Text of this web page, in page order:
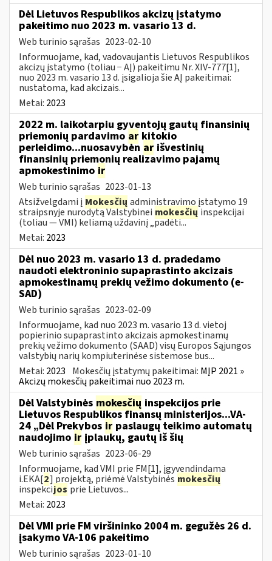
Dėl Lietuvos Respublikos akcizų įstatymo
pakeitimo nuo 2023 m. vasario 13 d.
Web turinio sąrašas 2023-02-10
Informuojame, kad, vadovaujantis Lietuvos Respublikos
akcizų įstatymo (toliau − AĮ) pakeitimu Nr. XIV-777[1],
nuo 2023 m. vasario 13 d. įsigalioja šie AĮ pakeitimai:
nustatoma, kad akcizais...
Metai: 2023
2022 m. laikotarpiu gyventojų gautų finansinių
priemonių pardavimo ar kitokio
perleidimo...nuosavybėn ar išvestinių
finansinių priemonių realizavimo pajamų
apmokestinimo ir
Web turinio sąrašas 2023-01-13
Atsižvelgdami į Mokesčių administravimo įstatymo 19
straipsnyje nurodytą Valstybinei mokesčių inspekcijai
(toliau — VMI) keliamą uždavinį „padėti...
Metai: 2023
Dėl nuo 2023 m. vasario 13 d. pradedamo
naudoti elektroninio supaprastinto akcizais
apmokestinamų prekių vežimo dokumento (e-
SAD)
Web turinio sąrašas 2023-02-09
Informuojame, kad nuo 2023 m. vasario 13 d. vietoj
popierinio supaprastinto akcizais apmokestinamų
prekių vežimo dokumento (SAAD) visų Europos Sąjungos
valstybių narių kompiuterinėse sistemose bus...
Metai: 2023 Mokesčių įstatymų pakeitimai: MĮP 2021 »
Akcizų mokesčių pakeitimai nuo 2023 m.
Dėl Valstybinės mokesčių inspekcijos prie
Lietuvos Respublikos finansų ministerijos...VA-
24 „Dėl Prekybos ir paslaugų teikimo automatų
naudojimo ir įplaukų, gautų iš šių
Web turinio sąrašas 2023-06-29
Informuojame, kad VMI prie FM[1], įgyvendindama
i.EKA[2] projektą, priėmė Valstybinės mokesčių
inspekcijos prie Lietuvos...
Metai: 2023
Dėl VMI prie FM viršininko 2004 m. gegužės 26 d.
įsakymo VA-106 pakeitimo
Web turinio sąrašas 2023-01-10